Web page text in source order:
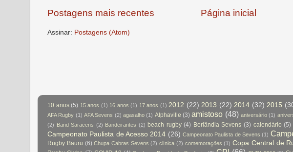
Postagens mais recentes Página inicial
Assinar: Postagens (Atom)
10 anos (5) 15 anos (1) 16 anos (1) 17 anos (1) 2012 (22) 2013 (22) 2014 (32) 2015
AFA Rugby (1) AFA Sevens (2) agasalho (1) Alphaville (3) amistoso (48) aniversário (1)
(2)
Band Saracens (2) Bandeirantes (2) beach rugby (4) Berlândia Sevens (3) calendário (5)
Campeonato Paulista de Acesso 2014 (26) Campeonato Paulista de Sevens (1)
Rugby Bauru (6) Chupa Cabras Sevens (2) clínica (2) comemorações (1) Copa Central de